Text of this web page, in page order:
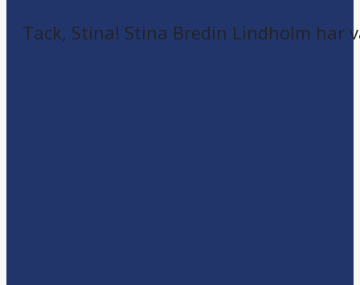
Tack, Stina! Stina Bredin Lindholm har